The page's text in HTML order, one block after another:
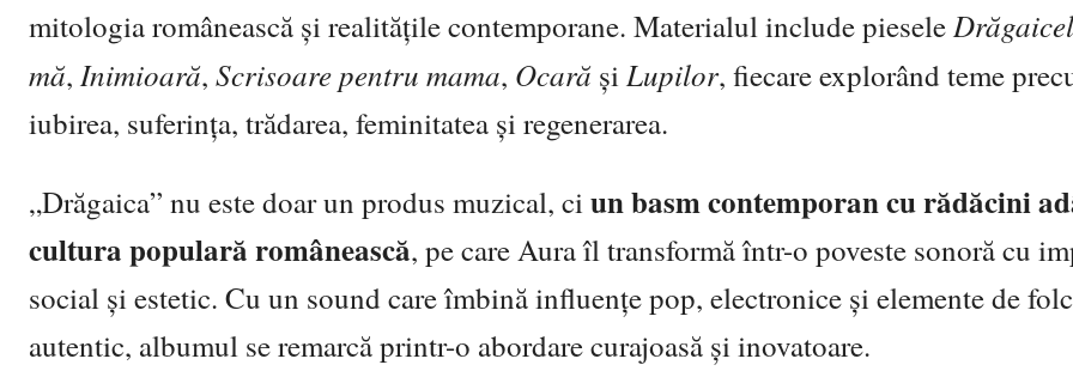
mitologia românească și realitățile contemporane. Materialul include piesele
mă, Inimioară, Scrisoare pentru mama, Ocară șiLupilor, fiecare explorând teme
iubirea, suferința, trădarea, feminitatea și regenerarea.
„Drăgaica” nu este doar un produs muzical, ciun basm contemporan cu rădăcini
cultura populară românească, pe care Aura îl transformă într-o poveste sonoră cu
social și estetic. Cu un sound care îmbină influențe pop, electronice și elemente de
autentic, albumul se remarcă printr-o abordare curajoasă și inovatoare.